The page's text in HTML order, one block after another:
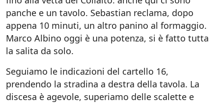
panche e un tavolo. Sebastian reclama, dopo
appena 10 minuti, un altro panino al formaggio.
Marco Albino oggi è una potenza, si è fatto tutta
la salita da solo.
Seguiamo le indicazioni del cartello 16,
prendendo la stradina a destra della tavola. La
discesa è agevole, superiamo delle scalette e